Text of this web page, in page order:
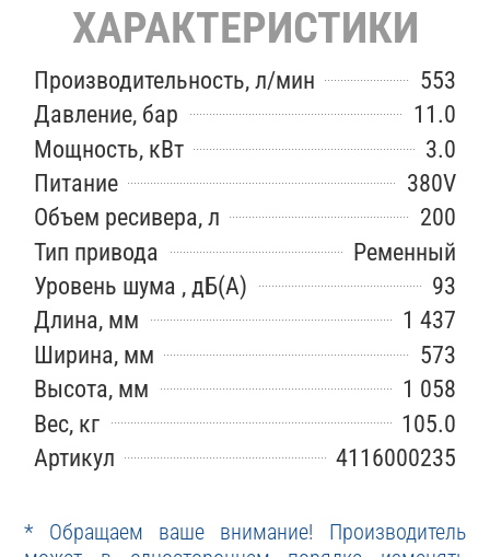
ХАРАКТЕРИСТИКИ
Производительность, л/мин
553
Давление, бар
11.0
Мощность, кВт
3.0
Питание
380V
Объем ресивера, л
200
Тип привода
Ременный
Уровень шума , дБ(А)
93
Длина, мм
1 437
Ширина, мм
573
Высота, мм
1 058
Вес, кг
105.0
Артикул
4116000235
* Обращаем ваше внимание! Производитель